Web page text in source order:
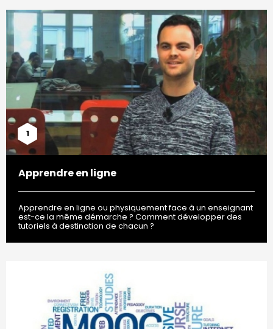
1
Apprendre en ligne
Apprendre en ligne ou physiquement face à un enseignant
est-ce la même démarche ? Comment développer des
tutoriels à destination de chacun ?